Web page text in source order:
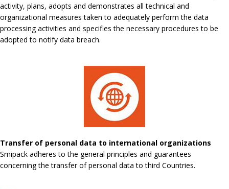
activity, plans, adopts and demonstrates all technical and
organizational measures taken to adequately perform the data
processing activities and specifies the necessary procedures to be
adopted to notify data breach.
Transfer of personal data to international organizations
Smipack adheres to the general principles and guarantees
concerning the transfer of personal data to third Countries.